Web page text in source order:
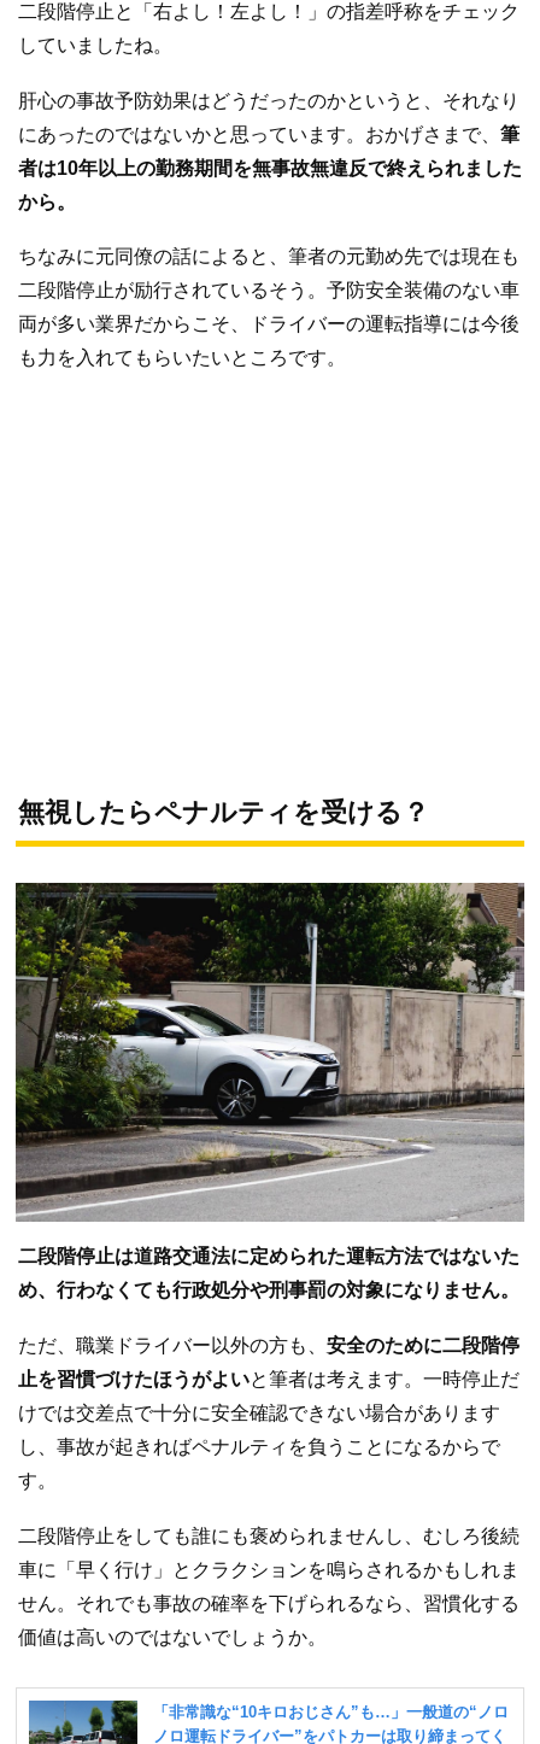
二段階停止と「右よし！左よし！」の指差呼称をチェック
していましたね。
肝心の事故予防効果はどうだったのかというと、それなり
にあったのではないかと思っています。おかげさまで、 筆
者は10年以上の勤務期間を無事故無違反で終えられました
から。
ちなみに元同僚の話によると、筆者の元勤め先では現在も
二段階停止が励行されているそう。予防安全装備のない車
両が多い業界だからこそ、ドライバーの運転指導には今後
も力を入れてもらいたいところです。
無視したらペナルティを受ける？
二段階停止は道路交通法に定められた運転方法ではないた
め、行わなくても行政処分や刑事罰の対象になりません。
ただ、職業ドライバー以外の方も、 安全のために二段階停
止を習慣づけたほうがよいと筆者は考えます。一時停止だ
けでは交差点で十分に安全確認できない場合があります
し、事故が起きればペナルティを負うことになるからで
す。
二段階停止をしても誰にも褒められませんし、むしろ後続
車に「早く行け」とクラクションを鳴らされるかもしれま
せん。それでも事故の確率を下げられるなら、習慣化する
価値は高いのではないでしょうか。